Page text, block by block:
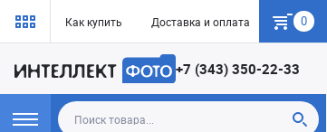
Как купить Доставка и оплата Гарантия
0
+7 (343) 350-22-33